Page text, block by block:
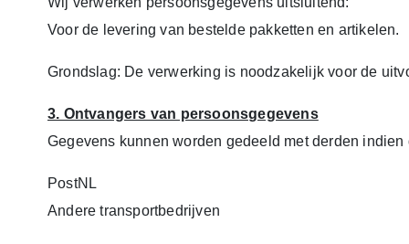
Voor de levering van bestelde pakketten en artikelen.
Grondslag: De verwerking is noodzakelijk voor de
3. Ontvangers van persoonsgegevens
Gegevens kunnen worden gedeeld met derden
PostNL
Andere transportbedrijven